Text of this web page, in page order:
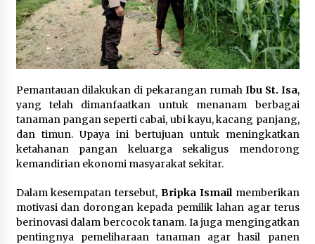
Pemantauan dilakukan di pekarangan rumah Ibu St. Isa,
yang telah dimanfaatkan untuk menanam berbagai
tanaman pangan seperti cabai, ubi kayu, kacang panjang,
dan timun. Upaya ini bertujuan untuk meningkatkan
ketahanan pangan keluarga sekaligus mendorong
kemandirian ekonomi masyarakat sekitar.
Dalam kesempatan tersebut, Bripka Ismailmemberikan
motivasi dan dorongan kepada pemilik lahan agar terus
berinovasi dalam bercocok tanam. Ia juga mengingatkan
pentingnya pemeliharaan tanaman agar hasil panen